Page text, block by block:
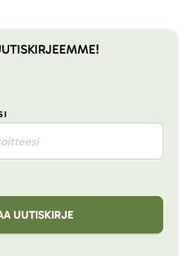
UUTISKIRJE